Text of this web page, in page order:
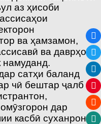
аз ҳисоби
ва ҳамзамон,
ва даврҳои
сатҳи баланд
чӣ бештар ҷалб
дар
касбӣ суханронӣ